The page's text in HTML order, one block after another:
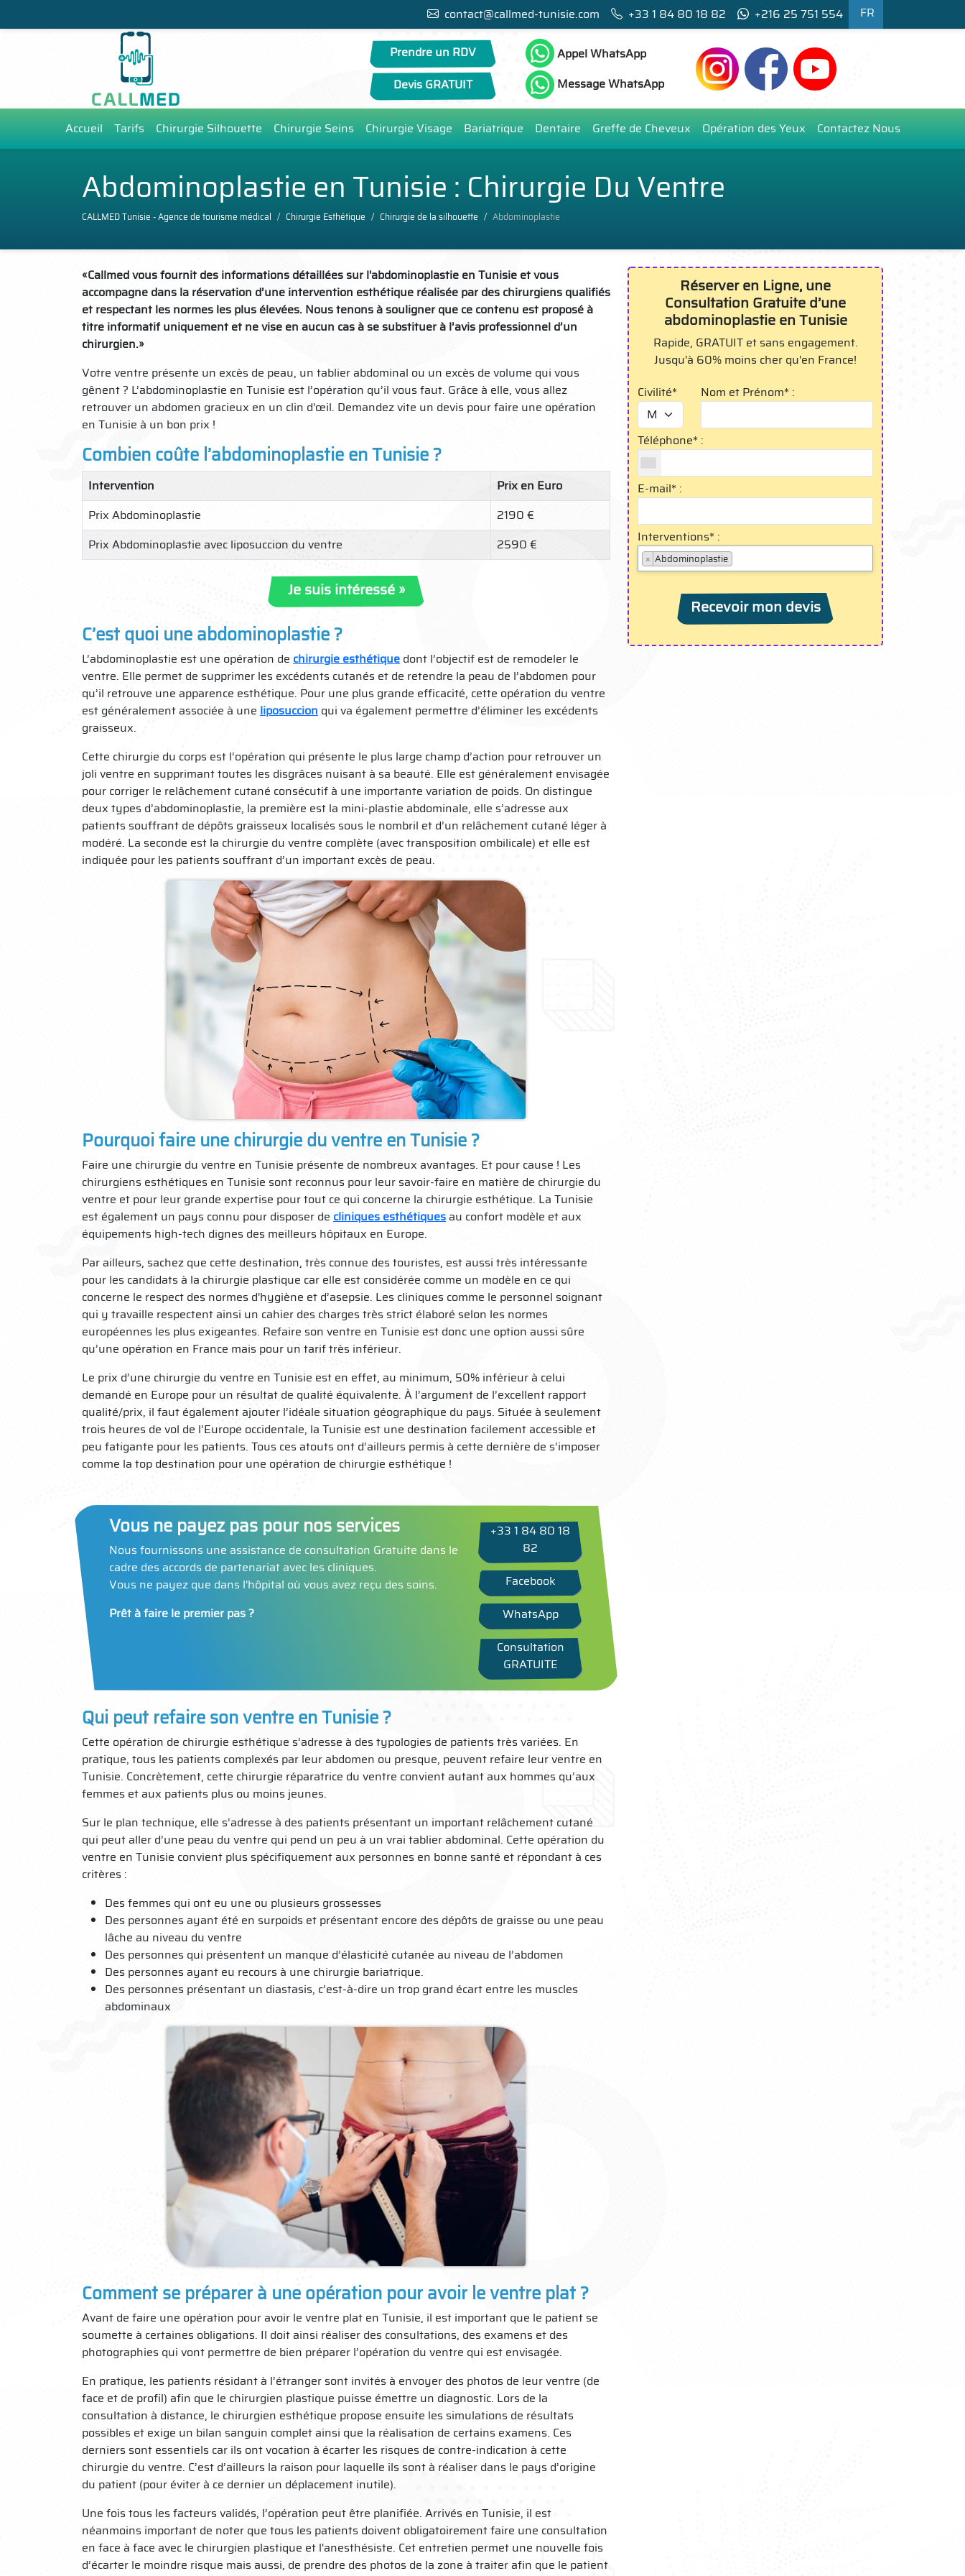
contact@callmed-tunisie.com +33 1 84 80 18 82 +216 25 751 554 FR
Prendre un RDV
Devis GRATUIT
Appel WhatsApp
Message WhatsApp
Accueil Tarifs Chirurgie Silhouette Chirurgie Seins Chirurgie Visage Bariatrique Dentaire Greffe de Cheveux Opération des Yeux Contactez Nous
Abdominoplastie en Tunisie : Chirurgie Du Ventre
CALLMED Tunisie - Agence de tourisme médical Chirurgie Esthétique Chirurgie de la silhouette Abdominoplastie
«Callmed vous fournit des informations détaillées sur l'abdominoplastie en Tunisie et vous
accompagne dans la réservation d’une intervention esthétique réalisée par des chirurgiens qualifiés
et respectant les normes les plus élevées. Nous tenons à souligner que ce contenu est proposé à
titre informatif uniquement et ne vise en aucun cas à se substituer à l’avis professionnel d’un
chirurgien.»
Votre ventre présente un excès de peau, un tablier abdominal ou un excès de volume qui vous
gênent ? L’abdominoplastie en Tunisie est l’opération qu’il vous faut. Grâce à elle, vous allez
retrouver un abdomen gracieux en un clin d'œil. Demandez vite un devis pour faire une opération
en Tunisie à un bon prix !
Combien coûte l’abdominoplastie en Tunisie ?
Intervention
Prix en Euro
Prix Abdominoplastie
2190 €
Prix Abdominoplastie avec liposuccion du ventre
2590 €
Je suis intéressé »
C’est quoi une abdominoplastie ?
L’abdominoplastie est une opération de chirurgie esthétique dont l’objectif est de remodeler le
ventre. Elle permet de supprimer les excédents cutanés et de retendre la peau de l’abdomen pour
qu’il retrouve une apparence esthétique. Pour une plus grande efficacité, cette opération du ventre
est généralement associée à une liposuccion qui va également permettre d’éliminer les excédents
graisseux.
Cette chirurgie du corps est l’opération qui présente le plus large champ d’action pour retrouver un
joli ventre en supprimant toutes les disgrâces nuisant à sa beauté. Elle est généralement envisagée
pour corriger le relâchement cutané consécutif à une importante variation de poids. On distingue
deux types d’abdominoplastie, la première est la mini-plastie abdominale, elle s’adresse aux
patients souffrant de dépôts graisseux localisés sous le nombril et d’un relâchement cutané léger à
modéré. La seconde est la chirurgie du ventre complète (avec transposition ombilicale) et elle est
indiquée pour les patients souffrant d’un important excès de peau.
Pourquoi faire une chirurgie du ventre en Tunisie ?
Faire une chirurgie du ventre en Tunisie présente de nombreux avantages. Et pour cause ! Les
chirurgiens esthétiques en Tunisie sont reconnus pour leur savoir-faire en matière de chirurgie du
ventre et pour leur grande expertise pour tout ce qui concerne la chirurgie esthétique. La Tunisie
est également un pays connu pour disposer de cliniques esthétiquesau confort modèle et aux
équipements high-tech dignes des meilleurs hôpitaux en Europe.
Par ailleurs, sachez que cette destination, très connue des touristes, est aussi très intéressante
pour les candidats à la chirurgie plastique car elle est considérée comme un modèle en ce qui
concerne le respect des normes d'hygiène et d’asepsie. Les cliniques comme le personnel soignant
qui y travaille respectent ainsi un cahier des charges très strict élaboré selon les normes
européennes les plus exigeantes. Refaire son ventre en Tunisie est donc une option aussi sûre
qu’une opération en France mais pour un tarif très inférieur.
Le prix d’une chirurgie du ventre en Tunisie est en effet, au minimum, 50% inférieur à celui
demandé en Europe pour un résultat de qualité équivalente. À l’argument de l’excellent rapport
qualité/prix, il faut également ajouter l’idéale situation géographique du pays. Située à seulement
trois heures de vol de l’Europe occidentale, la Tunisie est une destination facilement accessible et
peu fatigante pour les patients. Tous ces atouts ont d’ailleurs permis à cette dernière de s’imposer
comme la top destination pour une opération de chirurgie esthétique !
Vous ne payez pas pour nos services
Nous fournissons une assistance de consultation Gratuite dans le
cadre des accords de partenariat avec les cliniques.
Vous ne payez que dans l'hôpital où vous avez reçu des soins.
Prêt à faire le premier pas ?
+33 1 84 80 18
82
Facebook
WhatsApp
Consultation
GRATUITE
Qui peut refaire son ventre en Tunisie ?
Cette opération de chirurgie esthétique s’adresse à des typologies de patients très variées. En
pratique, tous les patients complexés par leur abdomen ou presque, peuvent refaire leur ventre en
Tunisie. Concrètement, cette chirurgie réparatrice du ventre convient autant aux hommes qu’aux
femmes et aux patients plus ou moins jeunes.
Sur le plan technique, elle s’adresse à des patients présentant un important relâchement cutané
qui peut aller d’une peau du ventre qui pend un peu à un vrai tablier abdominal. Cette opération du
ventre en Tunisie convient plus spécifiquement aux personnes en bonne santé et répondant à ces
critères :
Des femmes qui ont eu une ou plusieurs grossesses
Des personnes ayant été en surpoids et présentant encore des dépôts de graisse ou une peau
lâche au niveau du ventre
Des personnes qui présentent un manque d’élasticité cutanée au niveau de l’abdomen
Des personnes ayant eu recours à une chirurgie bariatrique.
Des personnes présentant un diastasis, c’est-à-dire un trop grand écart entre les muscles
abdominaux
Comment se préparer à une opération pour avoir le ventre plat ?
Avant de faire une opération pour avoir le ventre plat en Tunisie, il est important que le patient se
soumette à certaines obligations. Il doit ainsi réaliser des consultations, des examens et des
photographies qui vont permettre de bien préparer l’opération du ventre qui est envisagée.
En pratique, les patients résidant à l’étranger sont invités à envoyer des photos de leur ventre (de
face et de profil) afin que le chirurgien plastique puisse émettre un diagnostic. Lors de la
consultation à distance, le chirurgien esthétique propose ensuite les simulations de résultats
possibles et exige un bilan sanguin complet ainsi que la réalisation de certains examens. Ces
derniers sont essentiels car ils ont vocation à écarter les risques de contre-indication à cette
chirurgie du ventre. C’est d’ailleurs la raison pour laquelle ils sont à réaliser dans le pays d’origine
du patient (pour éviter à ce dernier un déplacement inutile).
Une fois tous les facteurs validés, l’opération peut être planifiée. Arrivés en Tunisie, il est
néanmoins important de noter que tous les patients doivent obligatoirement faire une consultation
en face à face avec le chirurgien plastique et l'anesthésiste. Cet entretien permet une nouvelle fois
d’écarter le moindre risque mais aussi, de prendre des photos de la zone à traiter afin que le patient
Réserver en Ligne, une
Consultation Gratuite d’une
abdominoplastie en Tunisie
Rapide, GRATUIT et sans engagement.
Jusqu'à 60% moins cher qu'en France!
Civilité*
Nom et Prénom* :
Téléphone* :
E-mail* :
Interventions* :
× Abdominoplastie
Recevoir mon devis